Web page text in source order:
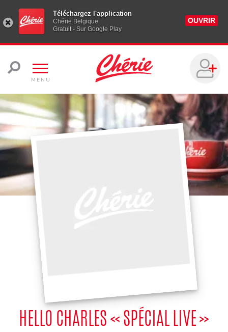
Téléchargez l'application
Chérie Belgique
Gratuit - Sur Google Play
OUVRIR
MENU
HELLO CHARLES « SPÉCIAL LIVE »